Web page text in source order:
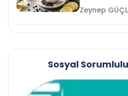
Zeynep
Sosyal